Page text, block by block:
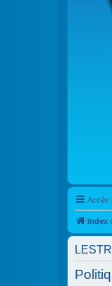
Accès
Index